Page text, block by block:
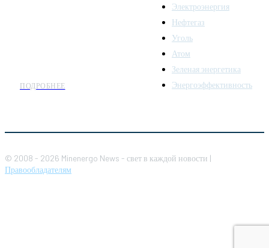
ПОДРОБНЕЕ
Электроэнергия
Нефтегаз
Уголь
Атом
Зеленая энергетика
Энергоэффективность
© 2008 - 2026 Minenergo News - свет в каждой новости |
Правообладателям